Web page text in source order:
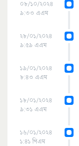
০৮/১০/২০২৪
৯:৩৩ এএম
২৮/০১/২০২৪
৯:৫৯ এএম
১৯/০১/২০২৪
৮:৪৩ এএম
১৮/০১/২০২৪
৯:৩১ এএম
১৬/০১/২০২৪
১:৪১ পিএম